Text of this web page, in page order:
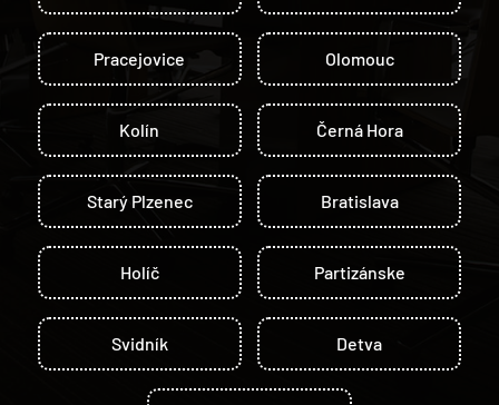
Pracejovice Olomouc
Kolín Černá Hora
Starý Plzenec Bratislava
Holíč Partizánske
Svidník Detva